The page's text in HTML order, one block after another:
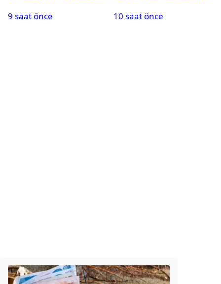
9 saat önce
oynayacak mı?
10 saat önce